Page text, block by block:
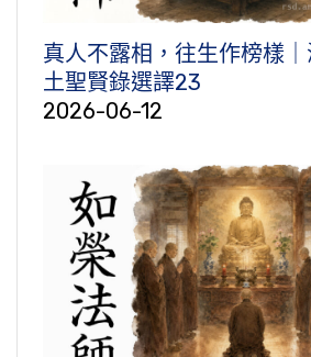
真人不露相，往生作榜樣
土聖賢錄選譯23
2026-06-12